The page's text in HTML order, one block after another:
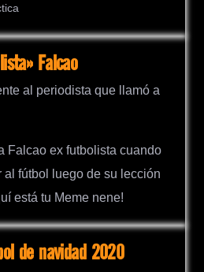
Falcao
Falcao ex futbolista cuando
al fútbol luego de su lección
está tu Meme nene!
de navidad 2020